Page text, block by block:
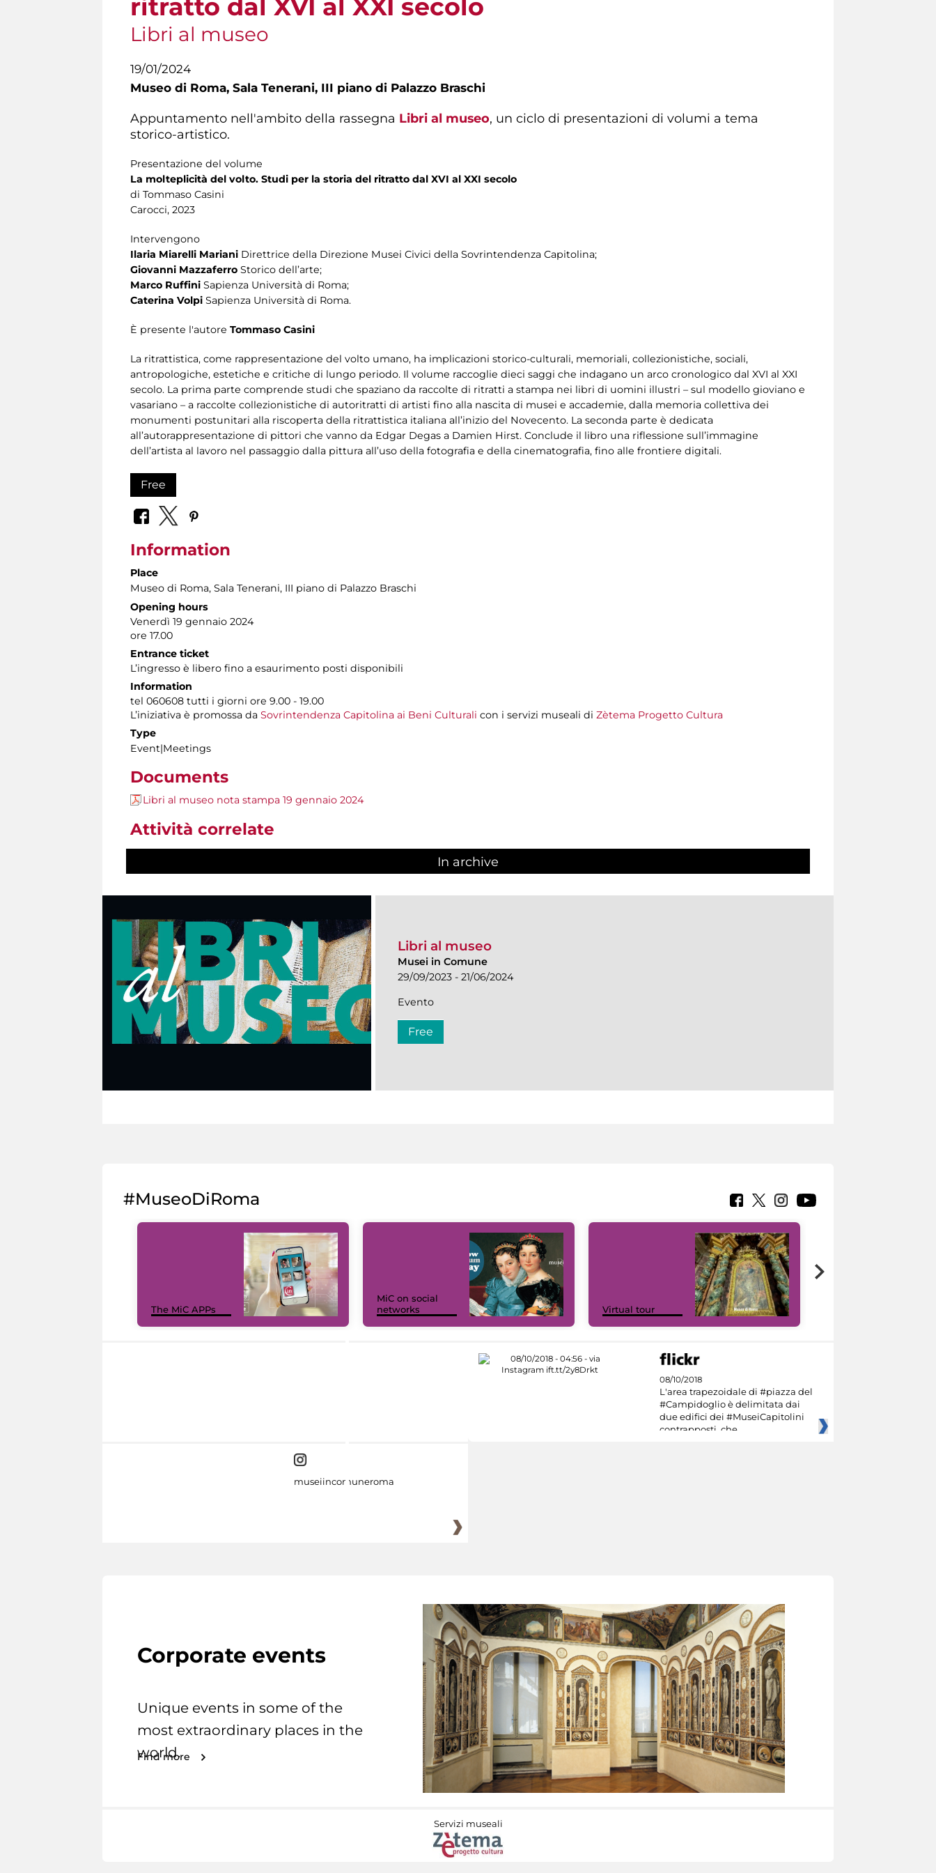
ritratto dal XVI al XXI secolo
Libri al museo
19/01/2024
Museo di Roma, Sala Tenerani, III piano di Palazzo Braschi
Appuntamento nell'ambito della rassegna Libri al museo, un ciclo di presentazioni di volumi a tema
storico-artistico.
Presentazione del volume
La molteplicità del volto. Studi per la storia del ritratto dal XVI al XXI secolo
di Tommaso Casini
Carocci, 2023
Intervengono
Ilaria Miarelli Mariani Direttrice della Direzione Musei Civici della Sovrintendenza Capitolina;
Giovanni Mazzaferro Storico dell’arte;
Marco Ruffini Sapienza Università di Roma;
Caterina Volpi Sapienza Università di Roma.
È presente l'autore Tommaso Casini
La ritrattistica, come rappresentazione del volto umano, ha implicazioni storico-culturali, memoriali, collezionistiche, sociali,
antropologiche, estetiche e critiche di lungo periodo. Il volume raccoglie dieci saggi che indagano un arco cronologico dal XVI al XXI
secolo. La prima parte comprende studi che spaziano da raccolte di ritratti a stampa nei libri di uomini illustri – sul modello gioviano e
vasariano – a raccolte collezionistiche di autoritratti di artisti fino alla nascita di musei e accademie, dalla memoria collettiva dei
monumenti postunitari alla riscoperta della ritrattistica italiana all’inizio del Novecento. La seconda parte è dedicata
all’autorappresentazione di pittori che vanno da Edgar Degas a Damien Hirst. Conclude il libro una riflessione sull’immagine
dell’artista al lavoro nel passaggio dalla pittura all’uso della fotografia e della cinematografia, fino alle frontiere digitali.
Free
Information
Place
Museo di Roma, Sala Tenerani, III piano di Palazzo Braschi
Opening hours
Venerdì 19 gennaio 2024
ore 17.00
Entrance ticket
L’ingresso è libero fino a esaurimento posti disponibili
Information
tel 060608 tutti i giorni ore 9.00 - 19.00
L’iniziativa è promossa da Sovrintendenza Capitolina ai Beni Culturali con i servizi museali di Zètema Progetto Cultura
Type
Event|Meetings
Documents
Libri al museo nota stampa 19 gennaio 2024
Attività correlate
In archive
Libri al museo
Musei in Comune
29/09/2023 - 21/06/2024
Evento
Free
#MuseoDiRoma
The MiC APPs
MiC on social
networks
Virtual tour
08/10/2018
L'area trapezoidale di #piazza del
#Campidoglio è delimitata dai
due edifici dei #MuseiCapitolini
contrapposti, che
museiincomuneroma
Corporate events
Unique events in some of the
most extraordinary places in the
world.
Find more
Servizi museali